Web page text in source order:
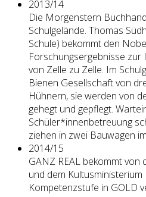
2013/14
Die Morgenstern
Schulgelände. Thomas
Schule) bekommt den
Forschungsergebnisse
von Zelle zu Zelle. Im
Bienen Gesellschaft von
Hühnern, sie werden von
gehegt und gepflegt.
Schüler*innenbetreuung
ziehen in zwei Bauwagen
2014/15
GANZ REAL bekommt
und dem
Kompetenzstufe in GOLD